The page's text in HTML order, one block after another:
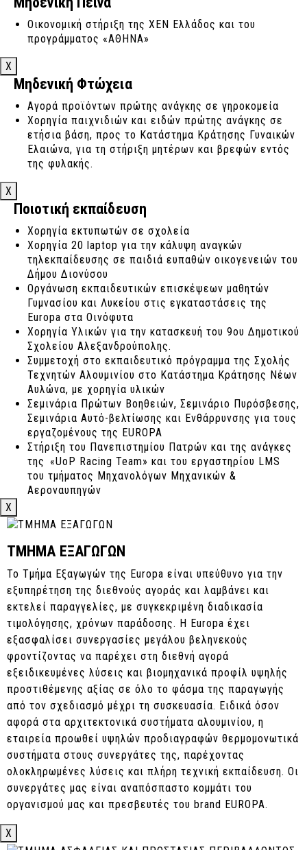
Χορηγία στον Ερμή Σχηματαρίου και ιδιαίτερα στην
Ειδική Ομάδα «ΚΥΔΩΝ Special Team» για παιδάκια
στο φάσμα του αυτισμού
Διεθνείς Αγώνες
Οικονομική στήριξη της ΧΕΝ Ελλάδος και του
προγράμματος «ΑΘΗΝΑ»
X
Μηδενική Φτώχεια
Αγορά προϊόντων πρώτης ανάγκης σε γηροκομεία
Χορηγία παιχνιδιών και ειδών πρώτης ανάγκης σε
ετήσια βάση, προς το Κατάστημα Κράτησης Γυναικών
Ελαιώνα, για τη στήριξη μητέρων και βρεφών εντός
της φυλακής.
X
Ποιοτική εκπαίδευση
Χορηγία εκτυπωτών σε σχολεία
Χορηγία 20 laptop για την κάλυψη αναγκών
τηλεκπαίδευσης σε παιδιά ευπαθών οικογενειών του
Δήμου Διονύσου
Οργάνωση εκπαιδευτικών επισκέψεων μαθητών
Γυμνασίου και Λυκείου στις εγκαταστάσεις της
Europa στα Οινόφυτα
Χορηγία Υλικών για την κατασκευή του 9ου Δημοτικού
Σχολείου Αλεξανδρούπολης.
Συμμετοχή στο εκπαιδευτικό πρόγραμμα της Σχολής
Τεχνητών Αλουμινίου στο Κατάστημα Κράτησης Νέων
Αυλώνα, με χορηγία υλικών
Σεμινάρια Πρώτων Βοηθειών, Σεμινάριο Πυρόσβεσης,
Σεμινάρια Αυτό-βελτίωσης και Ενθάρρυνσης για τους
εργαζομένους της EUROPA
Στήριξη του Πανεπιστημίου Πατρών και της ανάγκες
της «UoP Racing Team» και του εργαστηρίου LMS
του τμήματος Μηχανολόγων Μηχανικών &
Αεροναυπηγών
Racing Team Electric, του τμήματος Ηλεκτρολόγων
Αριστοτέλειου Πανεπιστημίου Θεσσαλονίκη
Χορηγία Υλικών για την κατασκευή του Γυμνασίου
-Λυκείου Αγίας Άννας Ευβοίας
Χορηγία Υλικών για την αντικατάσταση κουφωμάτων
στο 5ο Δημοτικό Σχολείο Περιστερίου
Χορηγία Διαδραστικών Πινάκων στο Εργαστήρι
Τέχνης Χαλκίδας Δ. Μυταρά
Χορηγία Υλικών σε ομάδα του Μετσόβιου
Πολυτεχνείου για την κατασκευή αγωνιστικών
αυτοκινήτων “Racing-NTUA”.
X
ΤΜΗΜΑ ΕΞΑΓΩΓΩΝ
Το Τμήμα Εξαγωγών της Europa είναι υπεύθυνο για την
εξυπηρέτηση της διεθνούς αγοράς και λαμβάνει και
εκτελεί παραγγελίες, με συγκεκριμένη διαδικασία
τιμολόγησης, χρόνων παράδοσης. Η Europa έχει
εξασφαλίσει συνεργασίες μεγάλου βεληνεκούς
φροντίζοντας να παρέχει στη διεθνή αγορά
εξειδικευμένες λύσεις και βιομηχανικά προφίλ υψηλής
προστιθέμενης αξίας σε όλο το φάσμα της παραγωγής
από τον σχεδιασμό μέχρι τη συσκευασία. Ειδικά όσον
αφορά στα αρχιτεκτονικά συστήματα αλουμινίου, η
εταιρεία προωθεί υψηλών προδιαγραφών θερμομονωτικά
συστήματα στους συνεργάτες της, παρέχοντας
ολοκληρωμένες λύσεις και πλήρη τεχνική εκπαίδευση. Οι
συνεργάτες μας είναι αναπόσπαστο κομμάτι του
οργανισμού μας και πρεσβευτές του brand EUROPA.
X